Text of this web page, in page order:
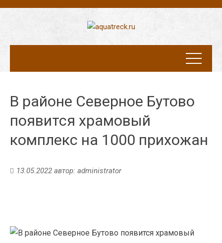
В районе Северное Бутово
появится храмовый
комплекс на 1000 прихожан
13.05.2022 автор: administrator